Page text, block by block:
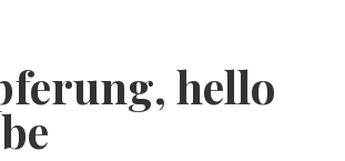
hello